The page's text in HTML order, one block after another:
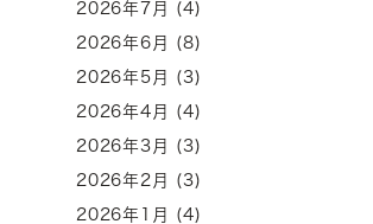
2026年7月 (4)
2026年6月 (8)
2026年5月 (3)
2026年4月 (4)
2026年3月 (3)
2026年2月 (3)
2026年1月 (4)